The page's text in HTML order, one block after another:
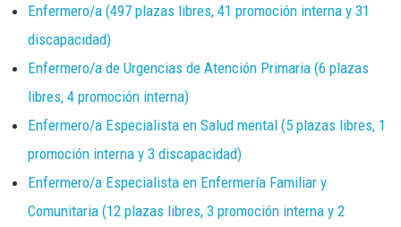
Enfermero/a (497 plazas libres, 41 promoción interna y 31
discapacidad)
Enfermero/a de Urgencias de Atención Primaria (6 plazas
libres, 4 promoción interna)
Enfermero/a Especialista en Salud mental (5 plazas libres, 1
promoción interna y 3 discapacidad)
Enfermero/a Especialista en Enfermería Familiar y
Comunitaria (12 plazas libres, 3 promoción interna y 2